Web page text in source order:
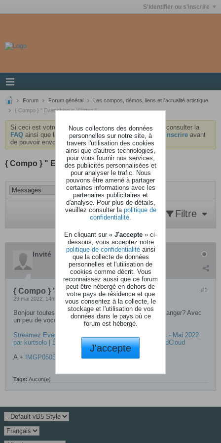
S'identifier ou s'inscrire
Forum Forum général
Les compos, démos, liens et l'actualité artistique
{ Compo } " Everything is Written "
Si ceci est votre première visite, nous vous invitons à consulter la
FAQ ainsi que la chartedu forum . Vous devrez vous inscrire avant
de pouvoir envoyer des messages.
{ Compo } " Everything is Written "
Filtre
Invité
#1
{ Compo } " Everything is Written "
29 mai 2022, 14h56
Bonjour toutes et tous ! Un peu de pop music pour changer? Avec
un peu de vocoder ? ( STVC Waldorf... )
Streamez Everything Is Written - Romain Deschamps - Mai 2022
par kurtsolo | Écoutez en ligne gratuitement sur SoundCloud
A +
IMGP0505.JPG
Tags: Aucun(e)
Nous collectons des données
personnelles sur notre site, à
travers l'utilisation des cookies
ainsi que d'autres technologies,
pour vous fournir nos services,
des publicités personnalisées et
pour analyser le trafic. Nous
pouvons être amené à partager
certaines informations avec les
partenaires publicitaires et
d'analyse. Pour plus de détails,
veuillez consulter la politique de
confidentialité
En cliquant sur « J'accepte » ci-
dessous, vous acceptez notre
politique de confidentialitéainsi
que la collecte de données
personnelles et l'utilisation de
cookies comme décrit. Vous
reconnaissez aussi que ce forum
peut être hébergé en dehors de
votre pays de résidence et que
vous consentez à la collecte, le
stockage et l'utilisation de vos
données dans le pays où ce
forum est hébergé.
J'accepte